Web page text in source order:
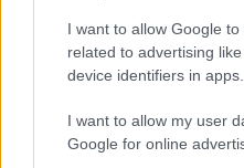
I want to allow Google
related to advertising
device identifiers in apps.
I want to allow my user
Google for online
φρούτα.
δημητριακά, ζυμαρικά